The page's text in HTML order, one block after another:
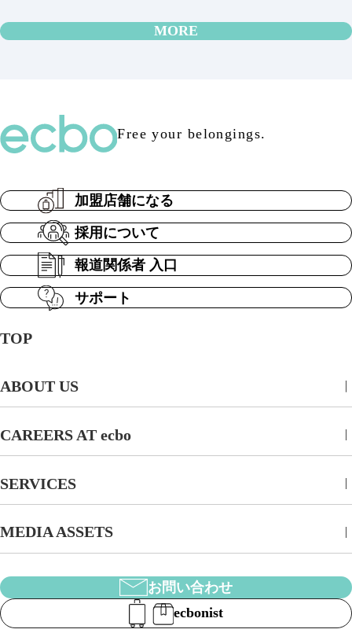
MORE
Free your belongings.
TOP
ABOUT US
CAREERS AT ecbo
SERVICES
MEDIA ASSETS
加盟店舗になる
採用について
報道関係者 入口
サポート
お問い合わせ
ecbonist